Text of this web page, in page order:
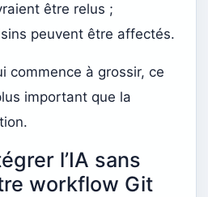
être relus ;
peuvent être affectés.
commence à grossir, ce
important que la
l’IA sans
workflow Git